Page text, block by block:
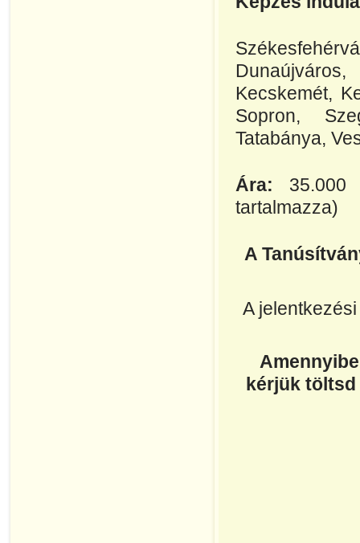
Kecskemét,
Sopron,
Tatabánya,
Ára:
tartalmazza)
A
A
kérjük töltsd